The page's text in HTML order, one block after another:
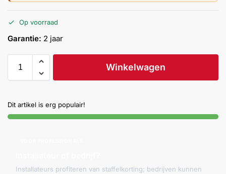
Op voorraad
Garantie: 2 jaar
Winkelwagen
Dit artikel is erg populair!
Installateurs profiteren van staffelkorting; bedrijven kunnen